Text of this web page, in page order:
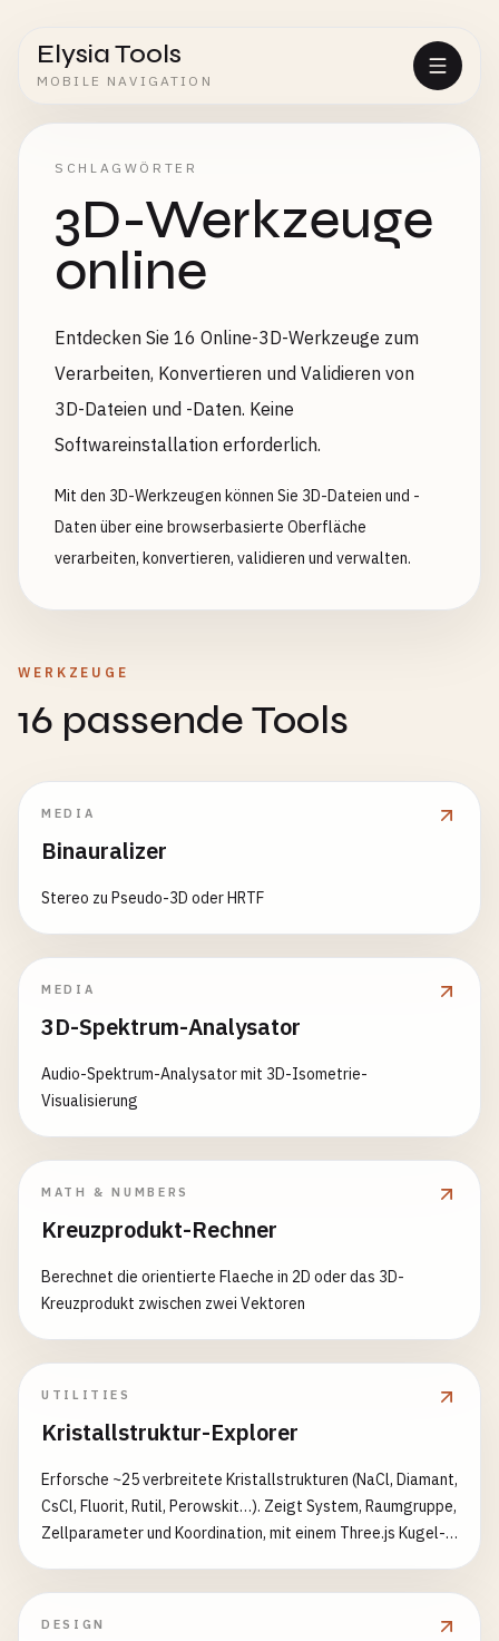
Elysia Tools
MOBILE NAVIGATION
SCHLAGWÖRTER
3D-Werkzeuge
online
Entdecken Sie 16 Online-3D-Werkzeuge zum
Verarbeiten, Konvertieren und Validieren von
3D-Dateien und -Daten. Keine
Softwareinstallation erforderlich.
Mit den 3D-Werkzeugen können Sie 3D-Dateien und -
Daten über eine browserbasierte Oberfläche
verarbeiten, konvertieren, validieren und verwalten.
WERKZEUGE
16 passende Tools
MEDIA
Binauralizer
Stereo zu Pseudo-3D oder HRTF
MEDIA
3D-Spektrum-Analysator
Audio-Spektrum-Analysator mit 3D-Isometrie-
Visualisierung
MATH & NUMBERS
Kreuzprodukt-Rechner
Berechnet die orientierte Flaeche in 2D oder das 3D-
Kreuzprodukt zwischen zwei Vektoren
UTILITIES
Kristallstruktur-Explorer
Erforsche ~25 verbreitete Kristallstrukturen (NaCl, Diamant,
CsCl, Fluorit, Rutil, Perowskit…). Zeigt System, Raumgruppe,
Zellparameter und Koordination, mit einem Three.js Kugel-
DESIGN